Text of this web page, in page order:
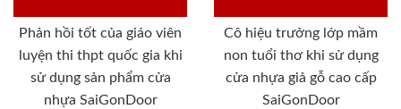
Phản hồi tốt của giáo viên
luyện thi thpt quốc gia khi
sử dụng sản phẩm cửa
nhựa SaiGonDoor
Cô hiệu trưởng lớp mầm
non tuổi thơ khi sử dụng
cửa nhựa giả gỗ cao cấp
SaiGonDoor